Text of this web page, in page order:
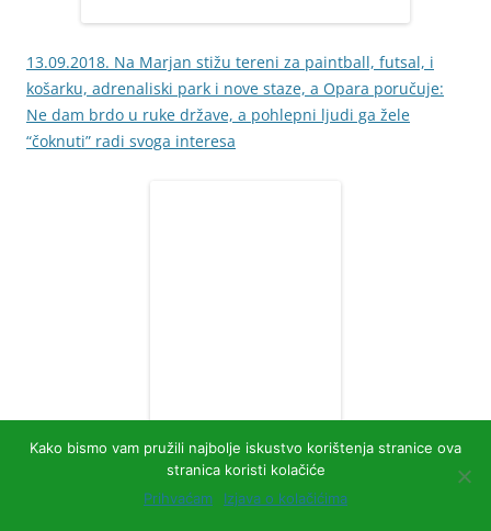
13.09.2018. Na Marjan stižu tereni za paintball, futsal, i
košarku, adrenaliski park i nove staze, a Opara poručuje:
Ne dam brdo u ruke države, a pohlepni ljudi ga žele
“čoknuti” radi svoga interesa
Kako bismo vam pružili najbolje iskustvo korištenja stranice ova
stranica koristi kolačiće
Prihvaćam
Izjava o kolačićima